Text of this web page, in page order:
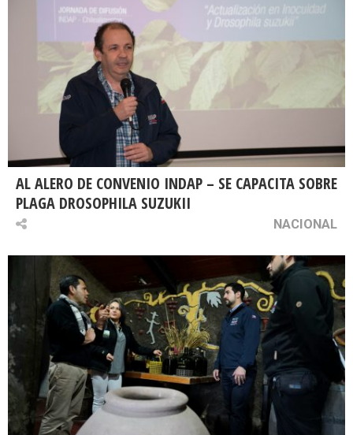
AL ALERO DE CONVENIO INDAP – SE CAPACITA SOBRE
PLAGA DROSOPHILA SUZUKII
NACIONAL